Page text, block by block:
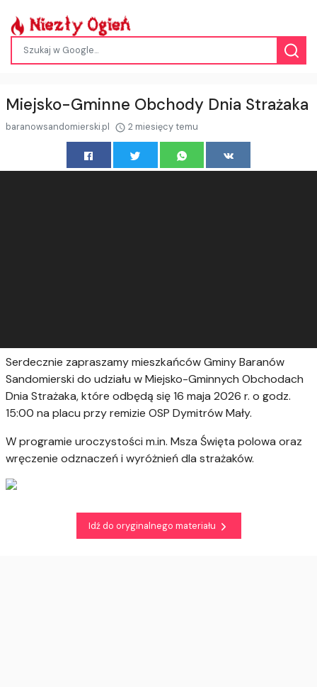
Miejsko-Gminne Obchody Dnia Strażaka
baranowsandomierski.pl 2 miesięcy temu
Serdecznie zapraszamy mieszkańców Gminy Baranów
Sandomierski do udziału w Miejsko-Gminnych Obchodach
Dnia Strażaka, które odbędą się 16 maja 2026 r. o godz.
15:00 na placu przy remizie OSP Dymitrów Mały.
W programie uroczystości m.in. Msza Święta polowa oraz
wręczenie odznaczeń i wyróżnień dla strażaków.
Idź do oryginalnego materiału